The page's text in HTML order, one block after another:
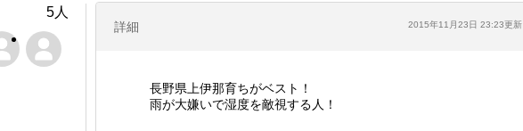
詳細 2015年11月23日 23:23更新
長野県上伊那育ちがベスト！
雨が大嫌いで湿度を敵視する人！
5人